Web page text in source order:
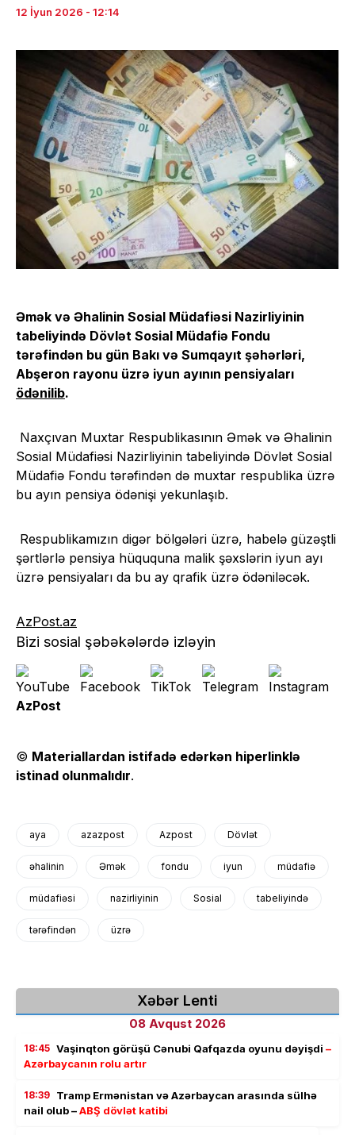
12 İyun 2026 - 12:14
Əmək və Əhalinin Sosial Müdafiəsi Nazirliyinin
tabeliyində Dövlət Sosial Müdafiə Fondu
tərəfindən bu gün Bakı və Sumqayıt şəhərləri,
Abşeron rayonu üzrə iyun ayının pensiyaları
ödənilib.
Naxçıvan Muxtar Respublikasının Əmək və Əhalinin
Sosial Müdafiəsi Nazirliyinin tabeliyində Dövlət Sosial
Müdafiə Fondu tərəfindən də muxtar respublika üzrə
bu ayın pensiya ödənişi yekunlaşıb.
Respublikamızın digər bölgələri üzrə, habelə güzəştli
şərtlərlə pensiya hüququna malik şəxslərin iyun ayı
üzrə pensiyaları da bu ay qrafik üzrə ödəniləcək.
AzPost.az
Bizi sosial şəbəkələrdə izləyin
AzPost
© Materiallardan istifadə edərkən hiperlinklə
istinad olunmalıdır.
aya azazpost Azpost Dövlət
əhalinin Əmək fondu iyun müdafiə
müdafiəsi nazirliyinin Sosial tabeliyində
tərəfindən üzrə
Xəbər Lenti
08 Avqust 2026
18:45 Vaşinqton görüşü Cənubi Qafqazda oyunu dəyişdi –
Azərbaycanın rolu artır
18:39 Tramp Ermənistan və Azərbaycan arasında sülhə
nail olub –ABŞ dövlət katibi